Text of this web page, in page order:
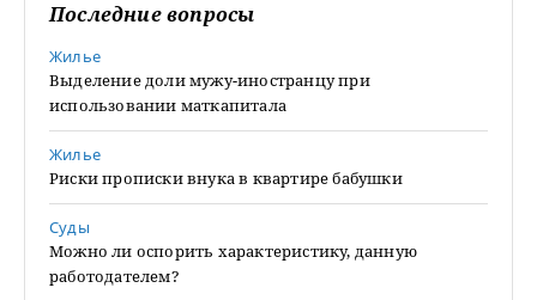
Последние вопросы
Жилье
Выделение доли мужу-иностранцу при
использовании маткапитала
Жилье
Риски прописки внука в квартире бабушки
Суды
Можно ли оспорить характеристику, данную
работодателем?